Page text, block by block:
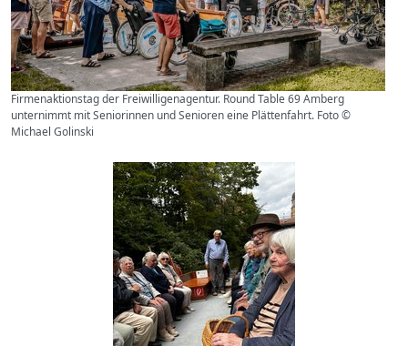
Firmenaktionstag der Freiwilligenagentur. Round Table 69 Amberg
unternimmt mit Seniorinnen und Senioren eine Plättenfahrt. Foto ©
Michael Golinski